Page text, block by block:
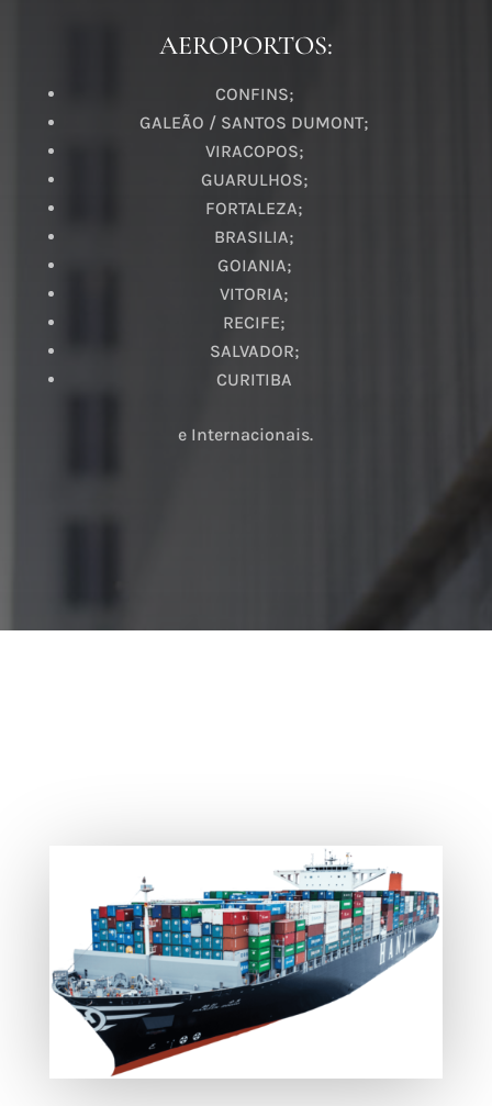
AEROPORTOS:
CONFINS;
GALEÃO / SANTOS DUMONT;
VIRACOPOS;
GUARULHOS;
FORTALEZA;
BRASILIA;
GOIANIA;
VITORIA;
RECIFE;
SALVADOR;
CURITIBA
e Internacionais.